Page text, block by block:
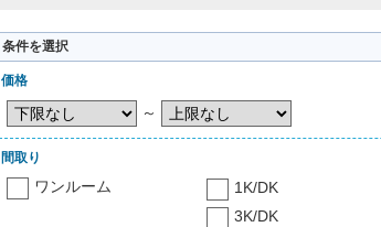
条件を選択
価格
～
間取り
ワンルーム 1K/DK
3K/DK